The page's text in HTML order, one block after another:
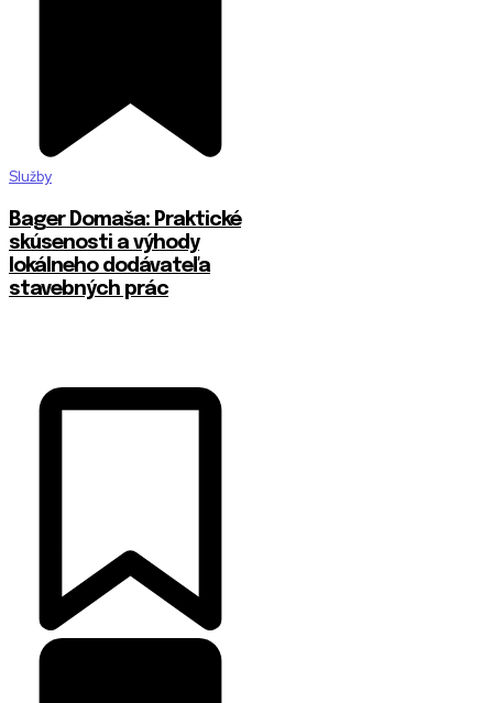
Služby
Bager Domaša: Praktické
skúsenosti a výhody
lokálneho dodávateľa
stavebných prác